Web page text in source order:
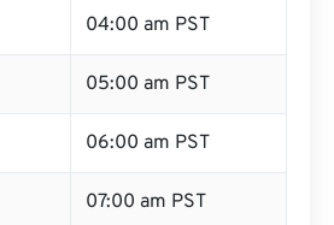
04:00 am PST
05:00 am PST
06:00 am PST
07:00 am PST